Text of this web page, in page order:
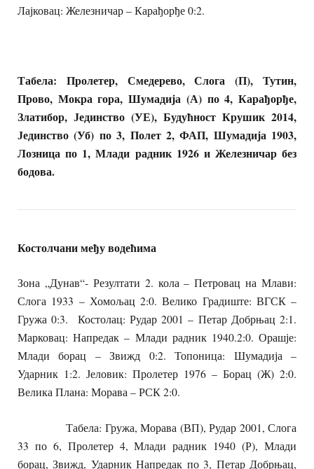
Лајковац: Железничар – Карађорђе 0:2.
Табела: Пролетер, Смедерево, Слога (П), Тутин,
Прово, Мокра гора, Шумадија (А) по 4, Карађорђе,
Златибор, Јединство (УЕ), Будућност Крушик 2014,
Јединство (Уб) по 3, Полет 2, ФАП, Шумадија 1903,
Лозница по 1, Млади радник 1926 и Железничар без
бодова.
Костолчани међу водећима
Зона „Дунав“- Резултати 2. кола – Петровац на Млави:
Слога 1933 – Хомољац 2:0. Велико Градиште: ВГСК –
Гружа 0:3. Костолац: Рудар 2001 – Петар Добрњац 2:1.
Марковац: Напредак – Млади радник 1940.2:0. Орашје:
Млади борац – Звижд 0:2. Топоница: Шумадија –
Ударник 1:2. Јеловик: Пролетер 1976 – Борац (Ж) 2:0.
Велика Плана: Морава – РСК 2:0.
Табела: Гружа, Морава (ВП), Рудар 2001, Слога
33 по 6, Пролетер 4, Млади радник 1940 (Р), Млади
борац, Звижд, Ударник Напредак по 3, Петар Добрњац,